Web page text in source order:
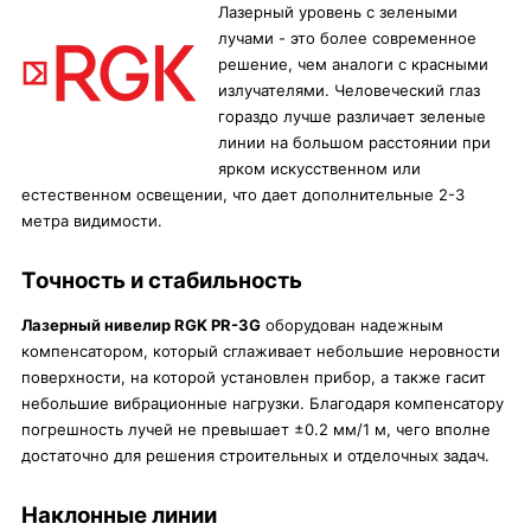
Лазерный уровень с зелеными
лучами - это более современное
решение, чем аналоги с красными
излучателями. Человеческий глаз
гораздо лучше различает зеленые
линии на большом расстоянии при
ярком искусственном или
естественном освещении, что дает дополнительные 2-3
метра видимости.
Точность и стабильность
Лазерный нивелир RGK PR-3G оборудован надежным
компенсатором, который сглаживает небольшие неровности
поверхности, на которой установлен прибор, а также гасит
небольшие вибрационные нагрузки. Благодаря компенсатору
погрешность лучей не превышает ±0.2 мм/1 м, чего вполне
достаточно для решения строительных и отделочных задач.
Наклонные линии